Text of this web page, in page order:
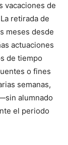
vacaciones de
retirada de
meses desde
actuaciones
de tiempo
o fines
semanas,
alumnado
el periodo